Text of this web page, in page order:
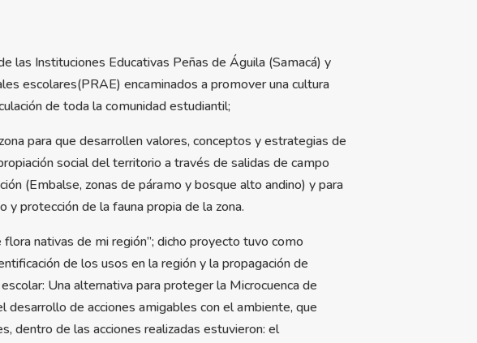
las Instituciones Educativas Peñas de Águila (Samacá) y
escolares(PRAE) encaminados a promover una cultura
de toda la comunidad estudiantil;
para que desarrollen valores, conceptos y estrategias de
social del territorio a través de salidas de campo
(Embalse, zonas de páramo y bosque alto andino) y para
protección de la fauna propia de la zona.
nativas de mi región”; dicho proyecto tuvo como
de los usos en la región y la propagación de
Una alternativa para proteger la Microcuenca de
de acciones amigables con el ambiente, que
dentro de las acciones realizadas estuvieron: el